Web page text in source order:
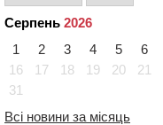
Серпень 2026
1
2 3 4 5 6
16
17 18 19 20 21
31
Всі новини за місяць